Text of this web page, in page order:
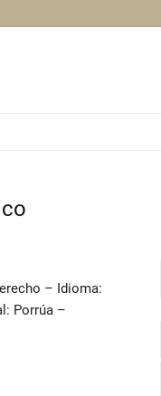
– Idioma:
Porrúa –